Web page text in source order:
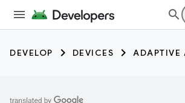
DEVELOP DEVICES ADAPTIVE